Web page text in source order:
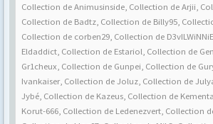
Collection de Animusinside Collection de Arjii
Collection de Badtz Collection de Billy95
Collection de corben29 Collection de D3vILWiNNiE
Eldaddict Collection de Estariol Collection de
Gr1cheux Collection de Gunpei Collection de
Ivankaiser Collection de Joluz Collection de
Jybé Collection de Kazeus Collection de
Korut-666 Collection de Ledenezvert Collection